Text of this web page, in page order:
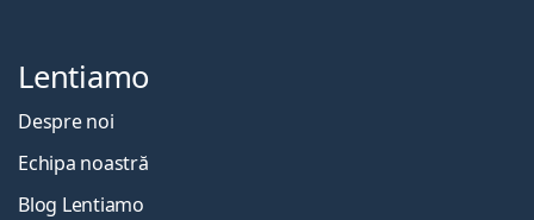
Lentiamo
Despre noi
Echipa noastră
Blog Lentiamo